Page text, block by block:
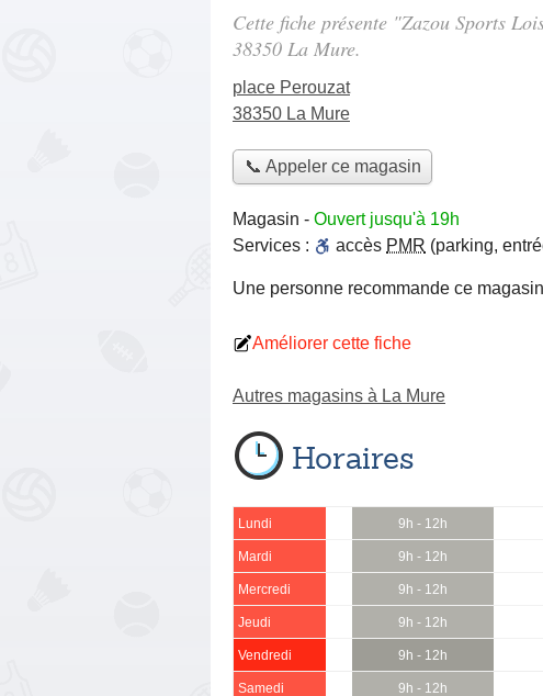
Cette fiche présente "Zazou Sports
38350 La Mure.
place Perouzat
38350 La Mure
📞 Appeler ce magasin
Magasin - Ouvert jusqu'à 19h
Services :
accès PMR (parking,
Une personne recommande ce
Améliorer cette fiche
Autres magasins à La Mure
Horaires
Lundi 9h - 12h
Mardi 9h - 12h
Mercredi 9h - 12h
Jeudi 9h - 12h
Vendredi 9h - 12h
Samedi 9h - 12h